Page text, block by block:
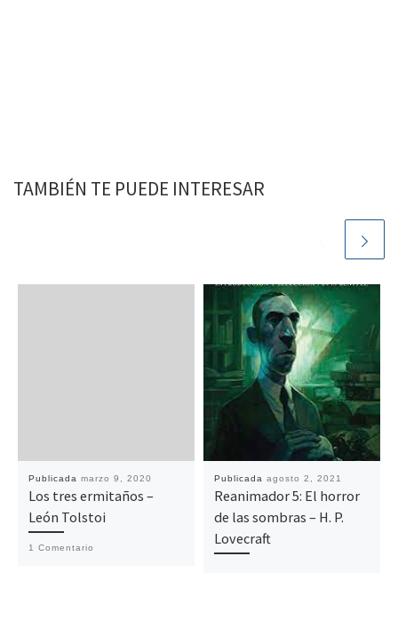
TAMBIÉN TE PUEDE INTERESAR
Publicada marzo 9, 2020
Los tres ermitaños –
León Tolstoi
1 Comentario
Publicada agosto 2, 2021
Reanimador 5: El horror
de las sombras – H. P.
Lovecraft